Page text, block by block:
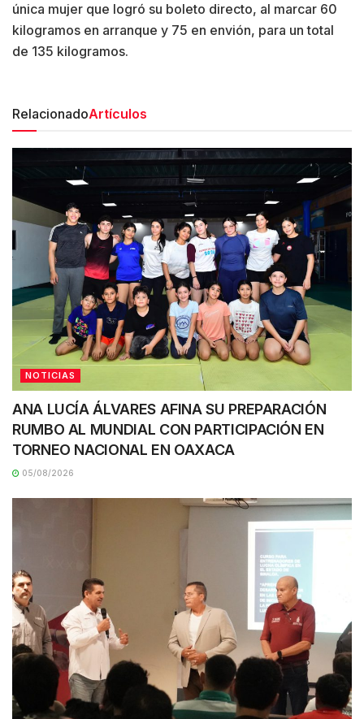
única mujer que logró su boleto directo, al marcar 60
kilogramos en arranque y 75 en envión, para un total
de 135 kilogramos.
RelacionadoArtículos
NOTICIAS
ANA LUCÍA ÁLVARES AFINA SU PREPARACIÓN
RUMBO AL MUNDIAL CON PARTICIPACIÓN EN
TORNEO NACIONAL EN OAXACA
05/08/2026